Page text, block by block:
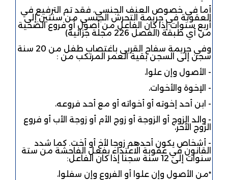
أما في خصوص العنف الجنسي، فقد تم الترفيع في
العقوبة في جريمة التحرش الجنسي من سنتين إلى
أربع سنوات إذا كان الفاعل من أصول أو فروع الضحية
من أي طبقة (الفصل 226 مجلة جزائية)
وفي جريمة سفاح القربى باغتصاب طفل من 20 سنة
سجن إلى السجن بقية العمر المرتكب من :
- الأصول وإن علوا،
- الإخوة والأخوات،
- ابن أحد إخوته أو أخواته أو مع أحد فروعه،
- والد الزوج أو الزوجة أو زوج الأم أو زوجة الأب أو فروع
الزوج الآخر،
- أشخاص يكون أحدهم زوجا لأخ أو أخت. كما شدد
القانون في عقوبة الاعتداء بفعل الفاحشة من ستة
سنوات إلى 12 سنة سجنا إذا كان الفاعل:
٭من الأصول وإن علوا أو الفروع وإن سفلوا،